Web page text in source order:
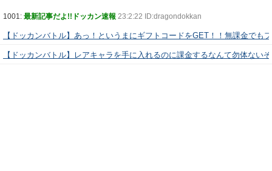
1001: 最新記事だよ!!ドッカン速報 23:2:22 ID:dragondokkan
【ドッカンバトル】あっ！というまにギフトコードをGET！！無課金でも
【ドッカンバトル】レアキャラを手に入れるのに課金するなんて勿体ない